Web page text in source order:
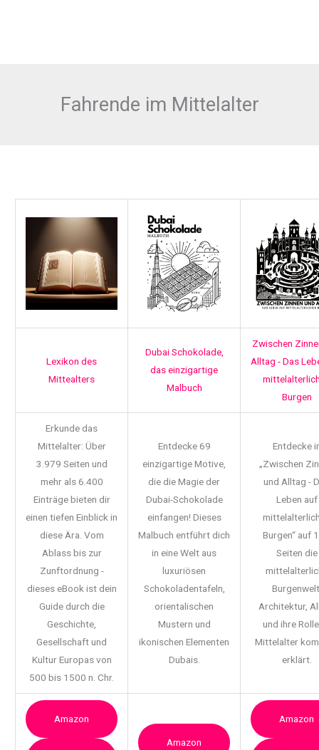
Fahrende im Mittelalter
Lexikon des
Mittealters
Dubai Schokolade,
das einzigartige
Malbuch
Zwischen
Alltag - Das
Burgen
Erkunde das
Mittelalter: Über
3.979 Seiten und
mehr als 6.400
Einträge bieten dir
einen tiefen Einblick in
diese Ära. Vom
Ablass bis zur
Zunftordnung -
dieses eBook ist dein
Guide durch die
Geschichte,
Gesellschaft und
Kultur Europas von
500 bis 1500 n. Chr.
Entdecke 69
einzigartige Motive,
die die Magie der
Dubai-Schokolade
einfangen! Dieses
Malbuch entführt dich
in eine Welt aus
luxuriösen
Schokoladentafeln,
orientalischen
Mustern und
ikonischen Elementen
Dubais.
Entdecke
„Zwischen
und Alltag -
Leben auf
Burgen“ auf
Seiten die
Architektur,
und ihre
Mittelalter
erklärt.
Amazon
Amazon
Amazon